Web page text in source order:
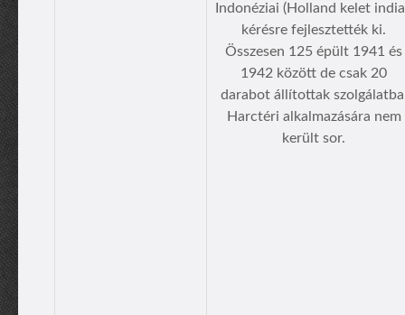
Indonéziai (Holland kelet
kérésre fejlesztették ki.
Összesen 125 épült 1941 és
1942 között de csak 20
darabot állítottak
Harctéri alkalmazására nem
került sor.